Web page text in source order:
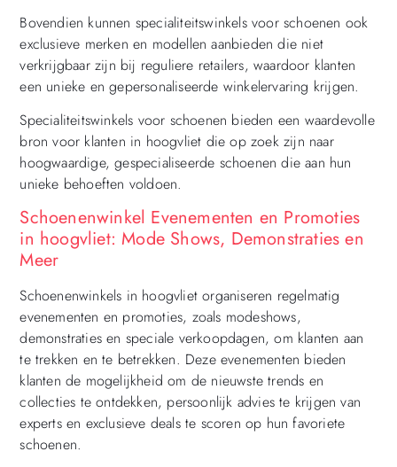
Bovendien kunnen specialiteitswinkels voor schoenen ook
exclusieve merken en modellen aanbieden die niet
verkrijgbaar zijn bij reguliere retailers, waardoor klanten
een unieke en gepersonaliseerde winkelervaring krijgen.
Specialiteitswinkels voor schoenen bieden een waardevolle
bron voor klanten in hoogvliet die op zoek zijn naar
hoogwaardige, gespecialiseerde schoenen die aan hun
unieke behoeften voldoen.
Schoenenwinkel Evenementen en Promoties
in hoogvliet: Mode Shows, Demonstraties en
Meer
Schoenenwinkels in hoogvliet organiseren regelmatig
evenementen en promoties, zoals modeshows,
demonstraties en speciale verkoopdagen, om klanten aan
te trekken en te betrekken. Deze evenementen bieden
klanten de mogelijkheid om de nieuwste trends en
collecties te ontdekken, persoonlijk advies te krijgen van
experts en exclusieve deals te scoren op hun favoriete
schoenen.